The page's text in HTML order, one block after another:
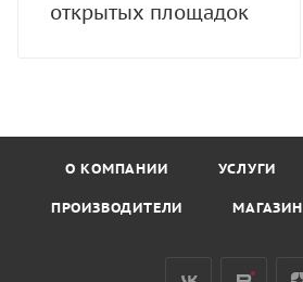
открытых площадок
О КОМПАНИИ УСЛУГИ
ПРОИЗВОДИТЕЛИ МАГАЗИН